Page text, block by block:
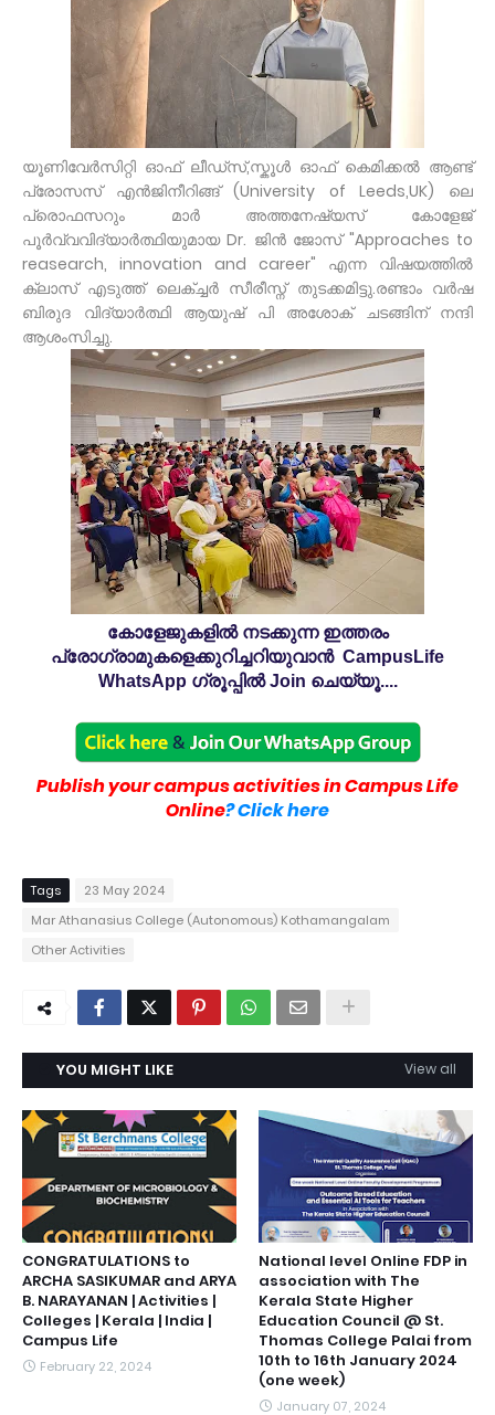
യൂണിവേർസിറ്റി ഓഫ് ലീഡ്സ്,സ്കൂൾ ഓഫ് കെമിക്കൽ ആണ്ട്
പ്രോസസ് എൻജിനീറിങ്ങ് (University of Leeds,UK) ലെ
പ്രൊഫസറും മാർ അത്തനേഷ്യസ് കോളേജ്
പൂർവ്വവിദ്യാർത്ഥിയുമായ Dr. ജിൻ ജോസ് "Approaches to
reasearch, innovation and career" എന്ന വിഷയത്തിൽ
ക്ലാസ് എടുത്ത് ലെക്ച്ചർ സീരീസ്ന് തുടക്കമിട്ടു.രണ്ടാം വർഷ
ബിരുദ വിദ്യാർത്ഥി ആയുഷ് പി അശോക് ചടങ്ങിന് നന്ദി
ആശംസിച്ചു.
കോളേജുകളിൽ നടക്കുന്ന ഇത്തരം
പ്രോഗ്രാമുകളെക്കുറിച്ചറിയുവാൻ CampusLife
WhatsApp ഗ്രൂപ്പിൽ Join ചെയ്യൂ....
Publish your campus activities in Campus Life
Online? Click here
Tags
23 May 2024
Mar Athanasius College (Autonomous) Kothamangalam
Other Activities
YOU MIGHT LIKE View all
CONGRATULATIONS to
ARCHA SASIKUMAR and ARYA
B. NARAYANAN | Activities |
Colleges | Kerala | India |
Campus Life
February 22, 2024
National level Online FDP in
association with The
Kerala State Higher
Education Council @ St.
Thomas College Palai from
10th to 16th January 2024
(one week)
January 07, 2024